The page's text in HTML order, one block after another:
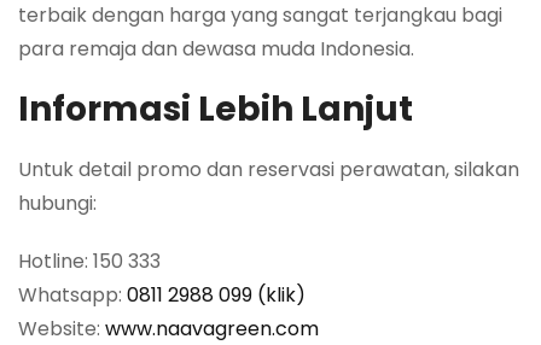
terbaik dengan harga yang sangat terjangkau bagi
para remaja dan dewasa muda Indonesia.
Informasi Lebih Lanjut
Untuk detail promo dan reservasi perawatan, silakan
hubungi:
Hotline: 150 333
Whatsapp: 0811 2988 099 (klik)
Website: www.naavagreen.com